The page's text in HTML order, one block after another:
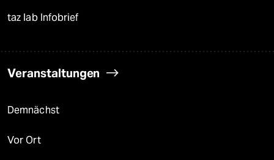
taz lab Infobrief
Veranstaltungen
Demnächst
Vor Ort